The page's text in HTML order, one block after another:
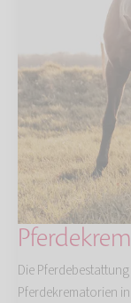
Die Pferdebestattung
Pferdekrematorien